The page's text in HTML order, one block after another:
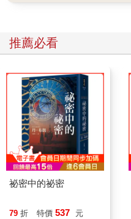
推薦必看
祕密中的祕密
79 折 特價 537 元